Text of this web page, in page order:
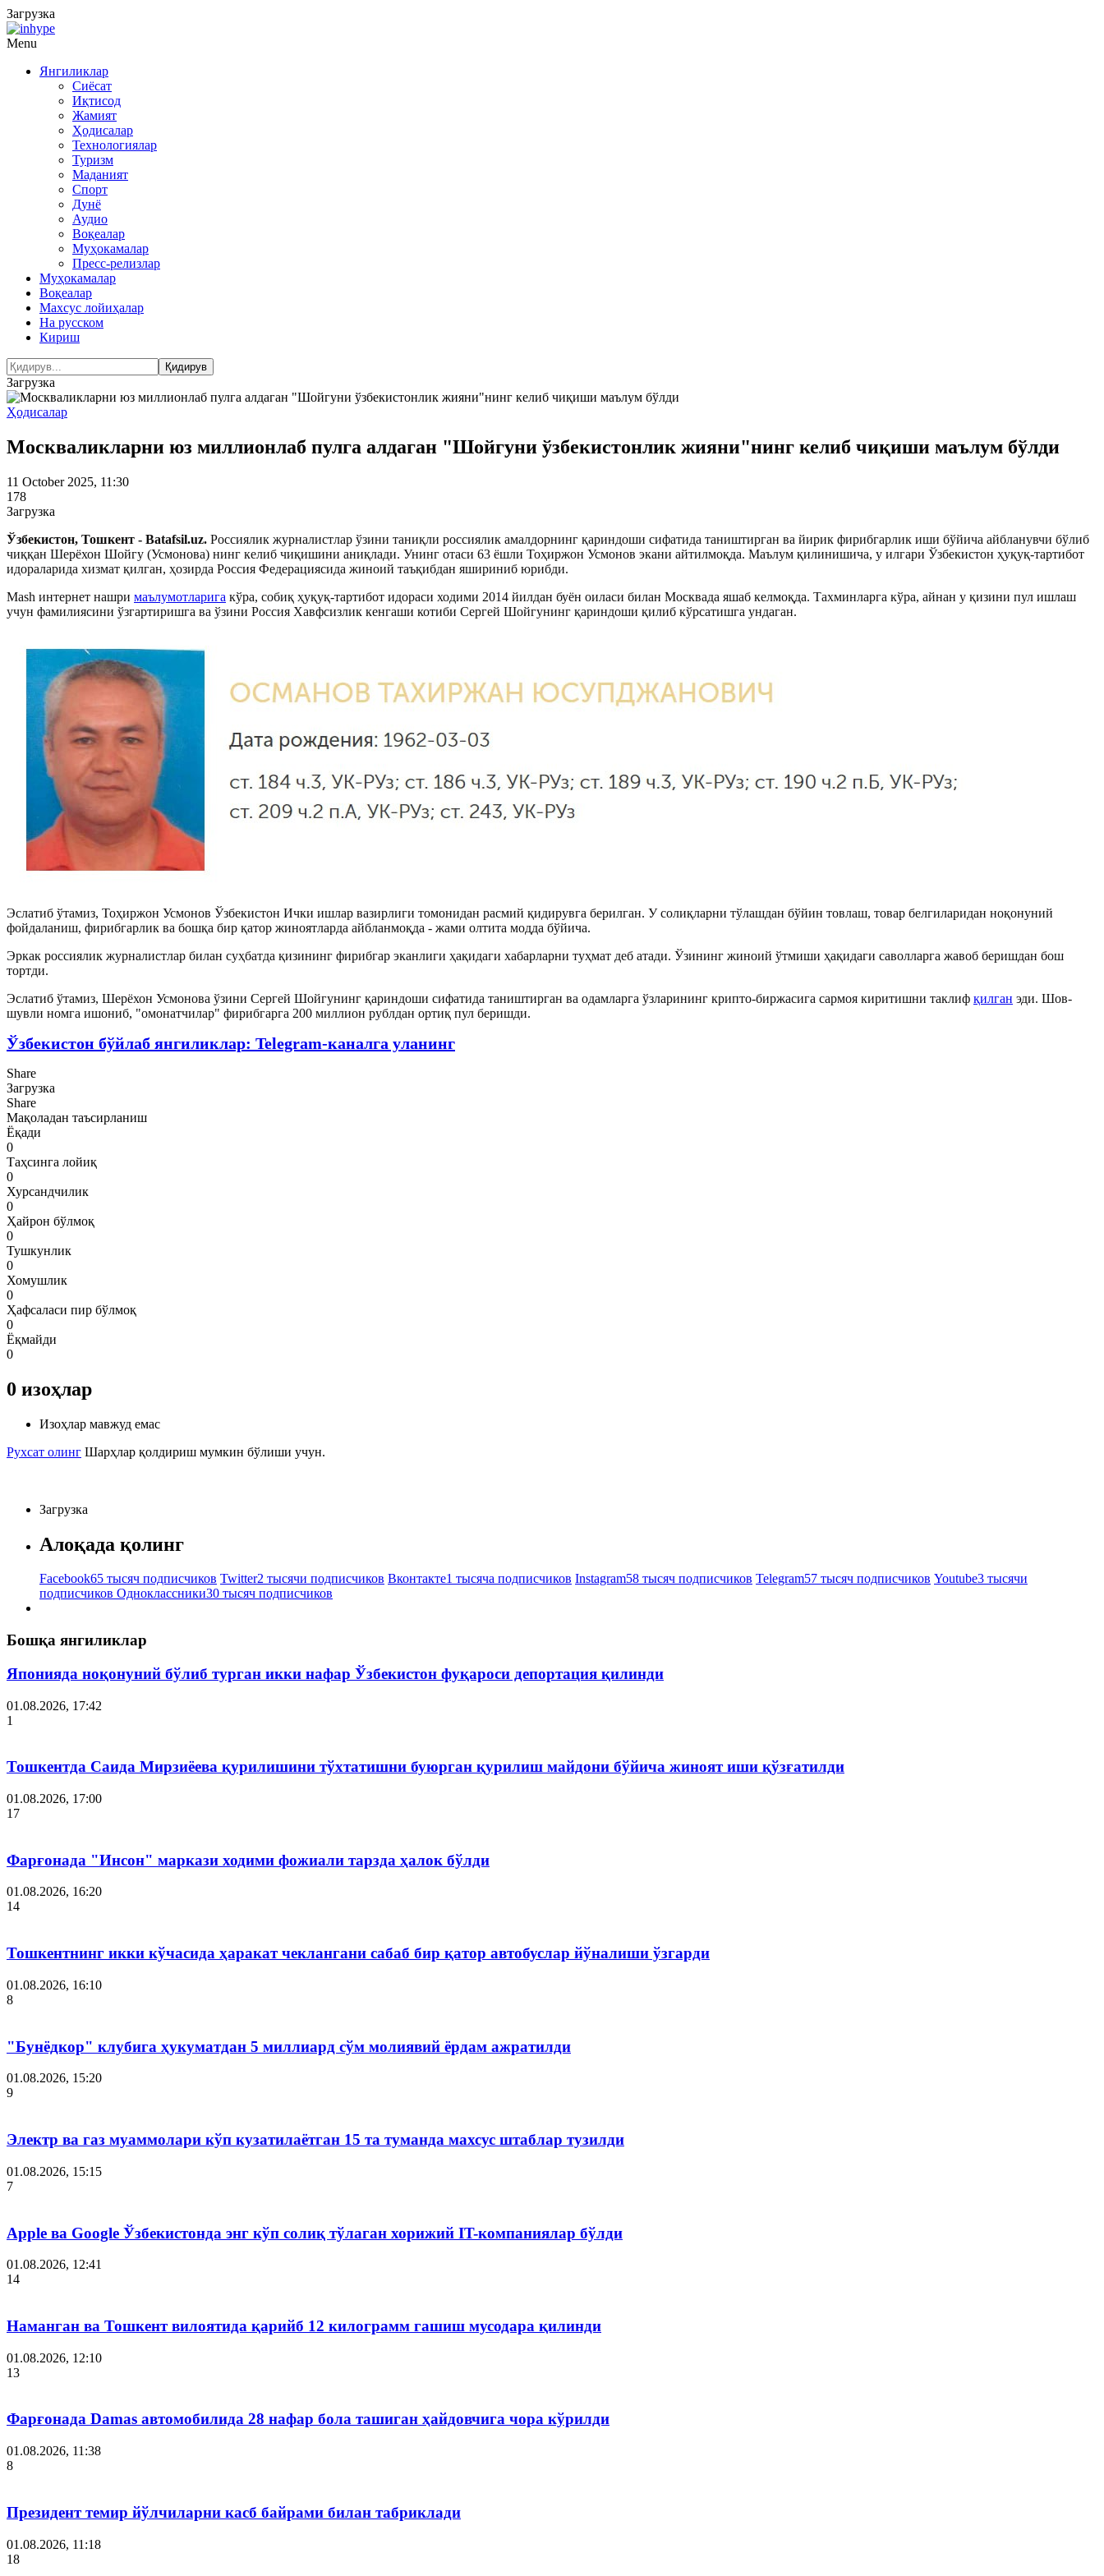
Загрузка
Menu
Янгиликлар
Сиёсат
Иқтисод
Жамият
Ҳодисалар
Технологиялар
Туризм
Маданият
Спорт
Дунё
Аудио
Воқеалар
Муҳокамалар
Пресс-релизлар
Муҳокамалар
Воқеалар
Махсус лойиҳалар
На русском
Кириш
Загрузка
Ҳодисалар
Москваликларни юз миллионлаб пулга алдаган "Шойгуни ўзбекистонлик жияни"нинг келиб чиқиши маълум бўлди
11 October 2025, 11:30
178
Загрузка
Ўзбекистон, Тошкент - Batafsil.uz. Россиялик журналистлар ўзини таниқли россиялик амалдорнинг қариндоши сифатида таништирган ва йирик фирибгарлик иши бўйича айбланувчи бўлиб
чиққан Шерёхон Шойгу (Усмонова) нинг келиб чиқишини аниқлади. Унинг отаси 63 ёшли Тоҳиржон Усмонов экани айтилмоқда. Маълум қилинишича, у илгари Ўзбекистон ҳуқуқ-тартибот
идораларида хизмат қилган, ҳозирда Россия Федерациясида жиноий таъқибдан яшириниб юрибди.
Mash интернет нашри маълумотларига кўра, собиқ ҳуқуқ-тартибот идораси ходими 2014 йилдан буён оиласи билан Москвада яшаб келмоқда. Тахминларга кўра, айнан у қизини пул ишлаш
учун фамилиясини ўзгартиришга ва ўзини Россия Хавфсизлик кенгаши котиби Сергей Шойгунинг қариндоши қилиб кўрсатишга ундаган.
Эслатиб ўтамиз, Тоҳиржон Усмонов Ўзбекистон Ички ишлар вазирлиги томонидан расмий қидирувга берилган. У солиқларни тўлашдан бўйин товлаш, товар белгиларидан ноқонуний
фойдаланиш, фирибгарлик ва бошқа бир қатор жиноятларда айбланмоқда - жами олтита модда бўйича.
Эркак россиялик журналистлар билан суҳбатда қизининг фирибгар эканлиги ҳақидаги хабарларни туҳмат деб атади. Ўзининг жиноий ўтмиши ҳақидаги саволларга жавоб беришдан бош
тортди.
Эслатиб ўтамиз, Шерёхон Усмонова ўзини Сергей Шойгунинг қариндоши сифатида таништирган ва одамларга ўзларининг крипто-биржасига сармоя киритишни таклиф қилган эди. Шов-
шувли номга ишониб, "омонатчилар" фирибгарга 200 миллион рублдан ортиқ пул беришди.
Ўзбекистон бўйлаб янгиликлар: Telegram-каналга уланинг
Share
Загрузка
Share
Мақоладан таъсирланиш
Ёқади
0
Таҳсинга лойиқ
0
Хурсандчилик
0
Ҳайрон бўлмоқ
0
Тушкунлик
0
Хомушлик
0
Ҳафсаласи пир бўлмоқ
0
Ёқмайди
0
0 изоҳлар
Изоҳлар мавжуд емас
Рухсат олинг Шарҳлар қолдириш мумкин бўлиши учун.
Загрузка
Алоқада қолинг
Facebook65 тысяч подписчиков Twitter2 тысячи подписчиков Вконтакте1 тысяча подписчиков Instagram58 тысяч подписчиков Telegram57 тысяч подписчиков Youtube3 тысячи
подписчиков Одноклассники30 тысяч подписчиков
Бошқа янгиликлар
Японияда ноқонуний бўлиб турган икки нафар Ўзбекистон фуқароси депортация қилинди
01.08.2026, 17:42
1
Тошкентда Саида Мирзиёева қурилишини тўхтатишни буюрган қурилиш майдони бўйича жиноят иши қўзғатилди
01.08.2026, 17:00
17
Фарғонада "Инсон" маркази ходими фожиали тарзда ҳалок бўлди
01.08.2026, 16:20
14
Тошкентнинг икки кўчасида ҳаракат чеклангани сабаб бир қатор автобуслар йўналиши ўзгарди
01.08.2026, 16:10
8
"Бунёдкор" клубига ҳукуматдан 5 миллиард сўм молиявий ёрдам ажратилди
01.08.2026, 15:20
9
Электр ва газ муаммолари кўп кузатилаётган 15 та туманда махсус штаблар тузилди
01.08.2026, 15:15
7
Apple ва Google Ўзбекистонда энг кўп солиқ тўлаган хорижий IT-компаниялар бўлди
01.08.2026, 12:41
14
Наманган ва Тошкент вилоятида қарийб 12 килограмм гашиш мусодара қилинди
01.08.2026, 12:10
13
Фарғонада Damas автомобилида 28 нафар бола ташиган ҳайдовчига чора кўрилди
01.08.2026, 11:38
8
Президент темир йўлчиларни касб байрами билан табриклади
01.08.2026, 11:18
18